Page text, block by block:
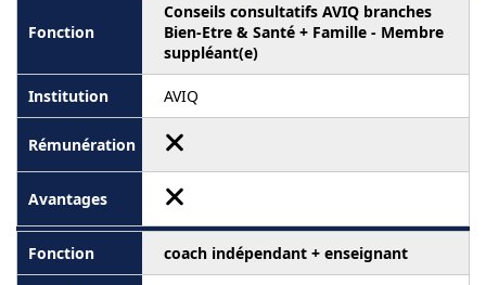
Conseils consultatifs AVIQ branches
Bien-Etre & Santé + Famille - Membre
suppléant(e)
AVIQ
coach indépendant + enseignant